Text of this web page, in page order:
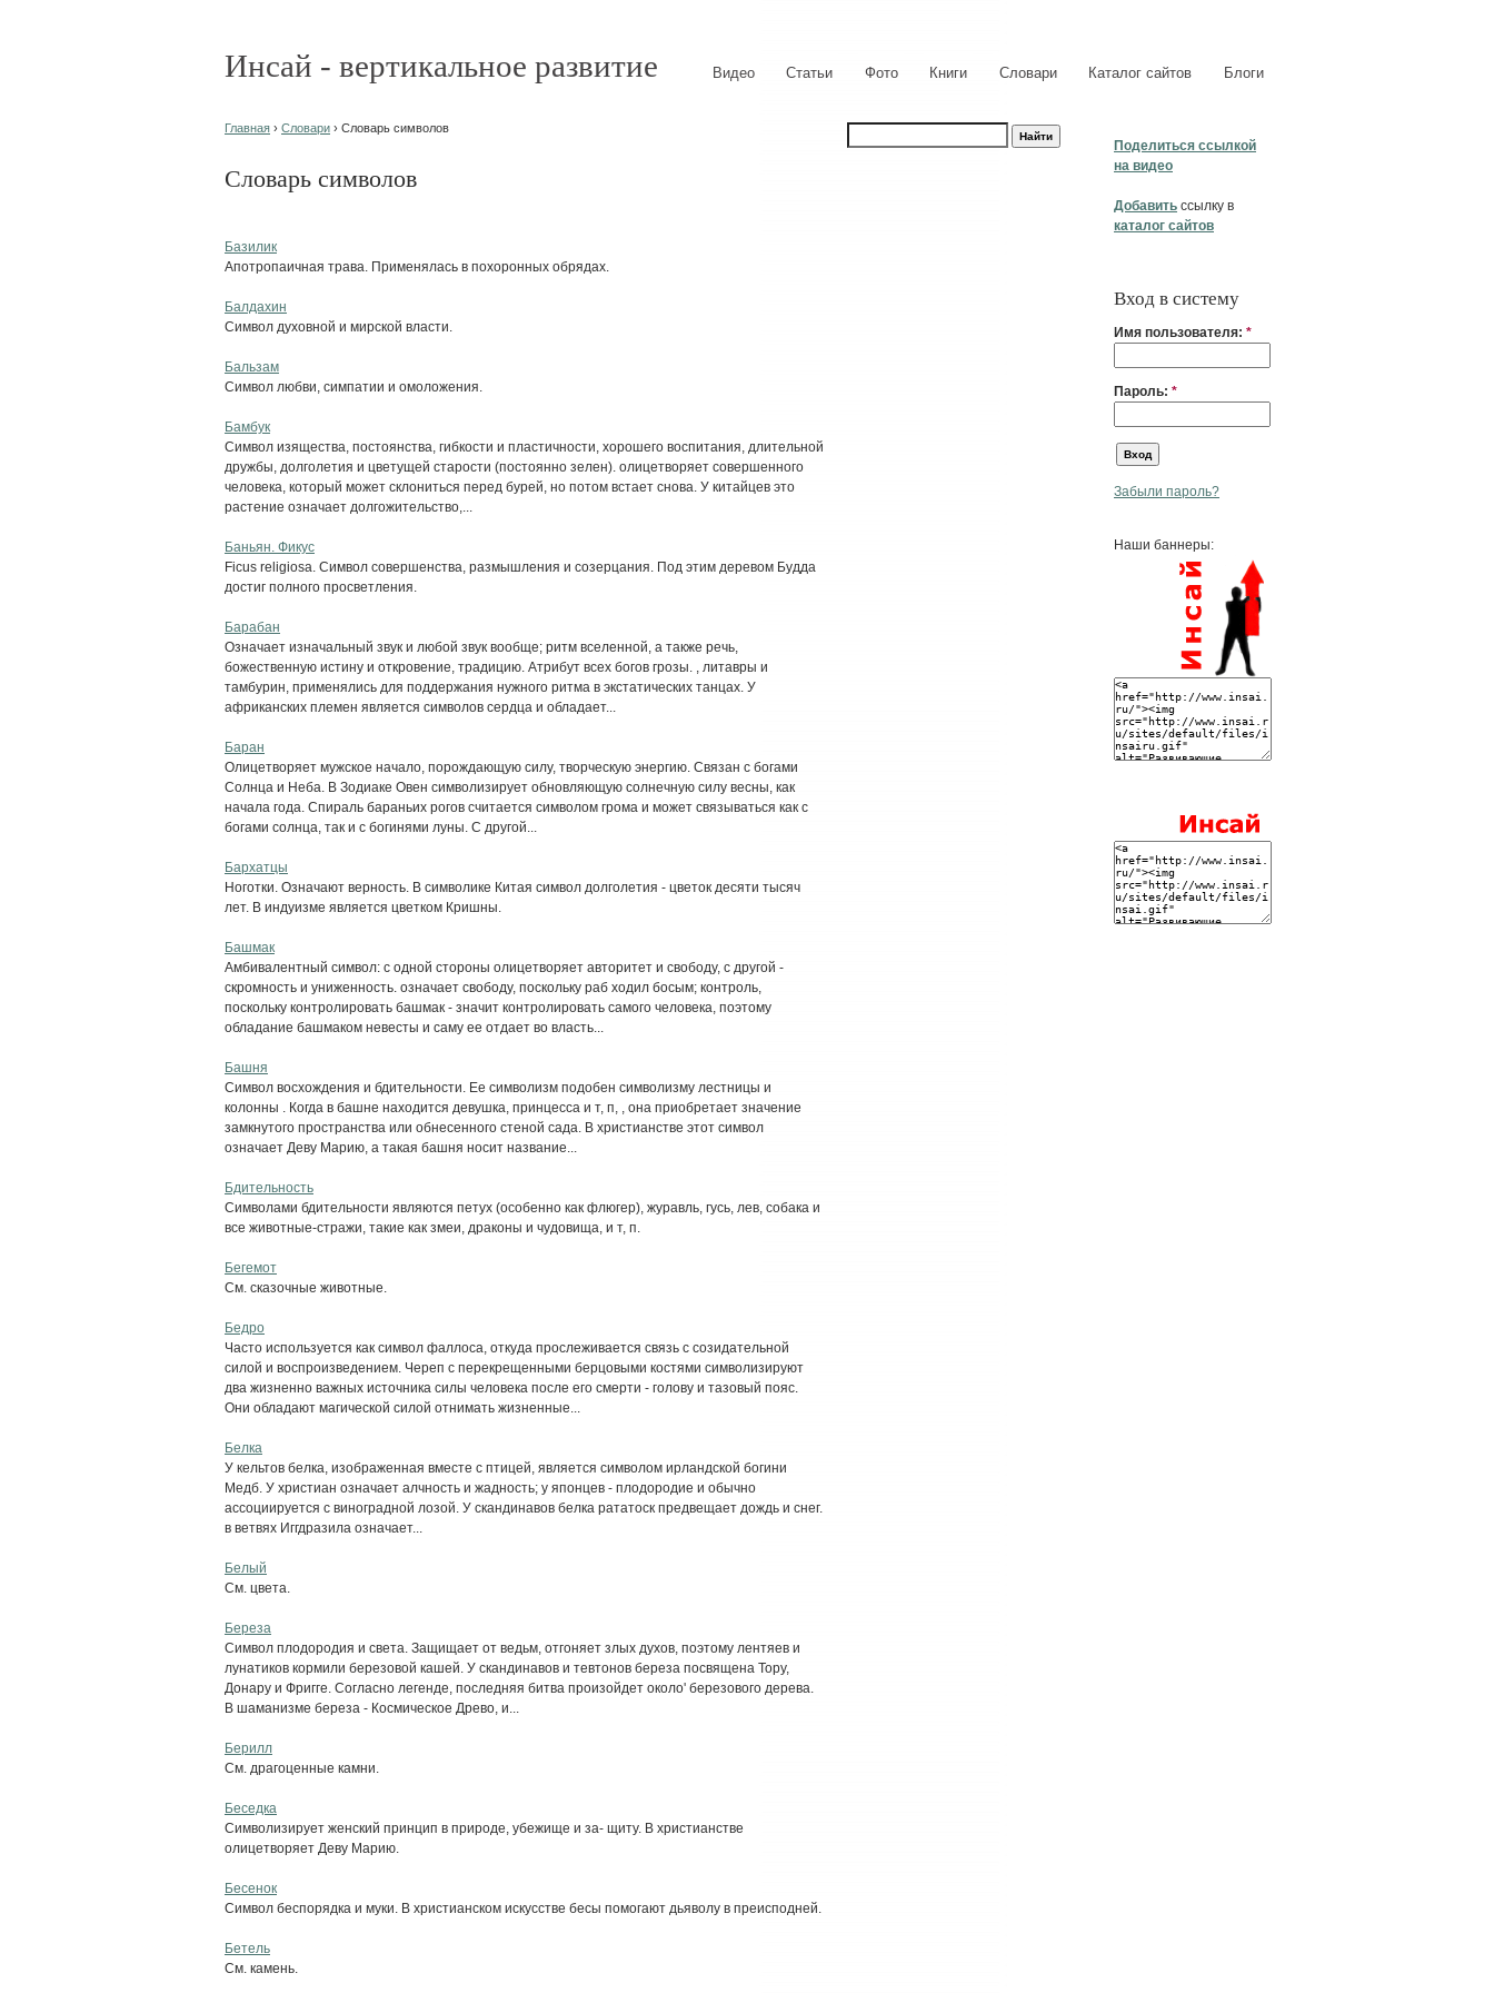
Инсай - вертикальное развитие Видео Статьи Фото Книги Словари Каталог сайтов Блоги
Поделиться ссылкой
на видео
Добавить ссылку в
каталог сайтов
Вход в систему
Имя пользователя: *
Пароль: *
Забыли пароль?
Наши баннеры:
Главная › Словари › Словарь символов
Словарь символов
Базилик
Апотропаичная трава. Применялась в похоронных обрядах.
Балдахин
Символ духовной и мирской власти.
Бальзам
Символ любви, симпатии и омоложения.
Бамбук
Символ изящества, постоянства, гибкости и пластичности, хорошего воспитания, длительной
дружбы, долголетия и цветущей старости (постоянно зелен). олицетворяет совершенного
человека, который может склониться перед бурей, но потом встает снова. У китайцев это
растение означает долгожительство,...
Баньян. Фикус
Ficus religiosa. Символ совершенства, размышления и созерцания. Под этим деревом Будда
достиг полного просветления.
Барабан
Означает изначальный звук и любой звук вообще; ритм вселенной, а также речь,
божественную истину и откровение, традицию. Атрибут всех богов грозы. , литавры и
тамбурин, применялись для поддержания нужного ритма в экстатических танцах. У
африканских племен является символов сердца и обладает...
Баран
Олицетворяет мужское начало, порождающую силу, творческую энергию. Связан с богами
Солнца и Неба. В Зодиаке Овен символизирует обновляющую солнечную силу весны, как
начала года. Спираль бараньих рогов считается символом грома и может связываться как с
богами солнца, так и с богинями луны. С другой...
Бархатцы
Ноготки. Означают верность. В символике Китая символ долголетия - цветок десяти тысяч
лет. В индуизме является цветком Кришны.
Башмак
Амбивалентный символ: с одной стороны олицетворяет авторитет и свободу, с другой -
скромность и униженность. означает свободу, поскольку раб ходил босым; контроль,
поскольку контролировать башмак - значит контролировать самого человека, поэтому
обладание башмаком невесты и саму ее отдает во власть...
Башня
Символ восхождения и бдительности. Ее символизм подобен символизму лестницы и
колонны . Когда в башне находится девушка, принцесса и т, п, , она приобретает значение
замкнутого пространства или обнесенного стеной сада. В христианстве этот символ
означает Деву Марию, а такая башня носит название...
Бдительность
Символами бдительности являются петух (особенно как флюгер), журавль, гусь, лев, собака и
все животные-стражи, такие как змеи, драконы и чудовища, и т, п.
Бегемот
См. сказочные животные.
Бедро
Часто используется как символ фаллоса, откуда прослеживается связь с созидательной
силой и воспроизведением. Череп с перекрещенными берцовыми костями символизируют
два жизненно важных источника силы человека после его смерти - голову и тазовый пояс.
Они обладают магической силой отнимать жизненные...
Белка
У кельтов белка, изображенная вместе с птицей, является символом ирландской богини
Медб. У христиан означает алчность и жадность; у японцев - плодородие и обычно
ассоциируется с виноградной лозой. У скандинавов белка рататоск предвещает дождь и снег.
в ветвях Иггдразила означает...
Белый
См. цвета.
Береза
Символ плодородия и света. Защищает от ведьм, отгоняет злых духов, поэтому лентяев и
лунатиков кормили березовой кашей. У скандинавов и тевтонов береза посвящена Тору,
Донару и Фригге. Согласно легенде, последняя битва произойдет около' березового дерева.
В шаманизме береза - Космическое Древо, и...
Берилл
См. драгоценные камни.
Беседка
Символизирует женский принцип в природе, убежище и за- щиту. В христианстве
олицетворяет Деву Марию.
Бесенок
Символ беспорядка и муки. В христианском искусстве бесы помогают дьяволу в преисподней.
Бетель
См. камень.